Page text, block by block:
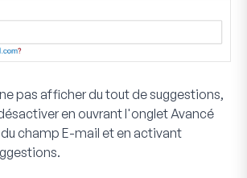
pas afficher du tout de suggestions,
en ouvrant l'onglet Avancé
champ E-mail et en activant
.